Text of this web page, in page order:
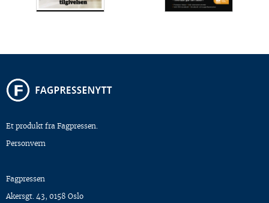
Et produkt fra Fagpressen.
Personvern
Fagpressen
Akersgt. 43, 0158 Oslo